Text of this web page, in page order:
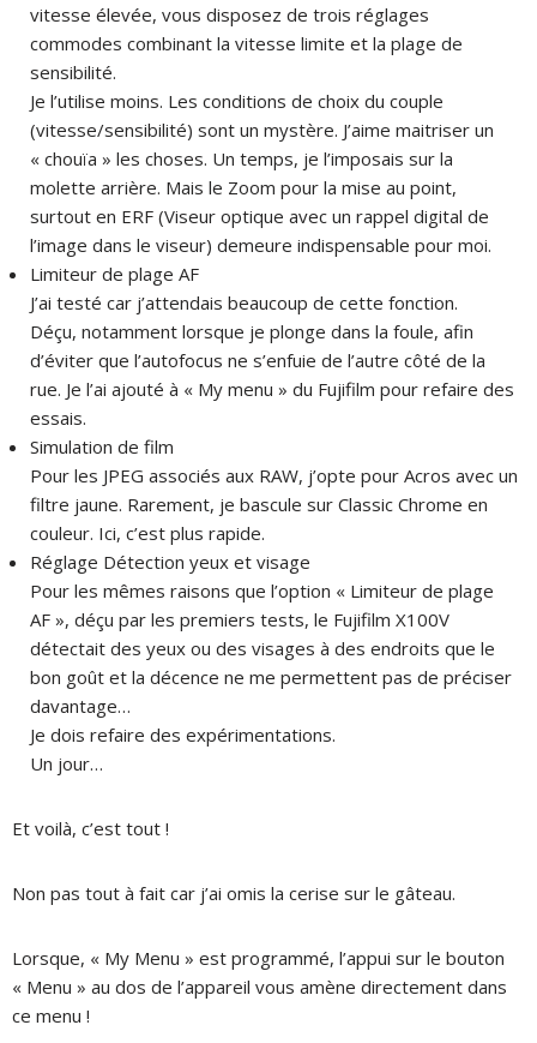
vitesse élevée, vous disposez de trois réglages
commodes combinant la vitesse limite et la plage de
sensibilité.
Je l’utilise moins. Les conditions de choix du couple
(vitesse/sensibilité) sont un mystère. J’aime maitriser un
« chouïa » les choses. Un temps, je l’imposais sur la
molette arrière. Mais le Zoom pour la mise au point,
surtout en ERF (Viseur optique avec un rappel digital de
l’image dans le viseur) demeure indispensable pour moi.
Limiteur de plage AF
J’ai testé car j’attendais beaucoup de cette fonction.
Déçu, notamment lorsque je plonge dans la foule, afin
d’éviter que l’autofocus ne s’enfuie de l’autre côté de la
rue. Je l’ai ajouté à « My menu » du Fujifilm pour refaire des
essais.
Simulation de film
Pour les JPEG associés aux RAW, j’opte pour Acros avec un
filtre jaune. Rarement, je bascule sur Classic Chrome en
couleur. Ici, c’est plus rapide.
Réglage Détection yeux et visage
Pour les mêmes raisons que l’option « Limiteur de plage
AF », déçu par les premiers tests, le Fujifilm X100V
détectait des yeux ou des visages à des endroits que le
bon goût et la décence ne me permettent pas de préciser
davantage…
Je dois refaire des expérimentations.
Un jour…
Et voilà, c’est tout !
Non pas tout à fait car j’ai omis la cerise sur le gâteau.
Lorsque, « My Menu » est programmé, l’appui sur le bouton
« Menu » au dos de l’appareil vous amène directement dans
ce menu !